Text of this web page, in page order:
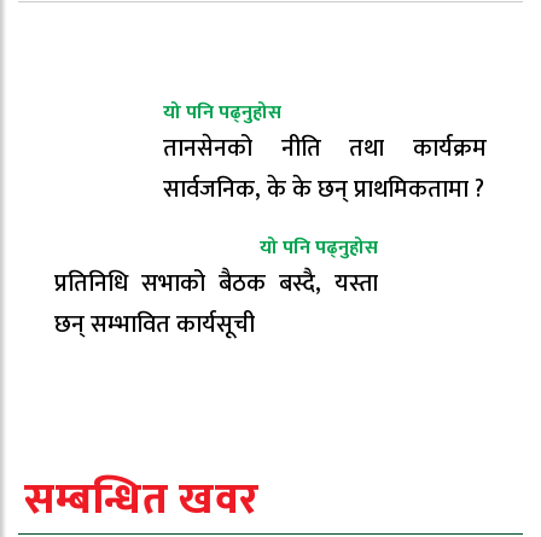
यो पनि पढ्नुहोस
तानसेनको नीति तथा कार्यक्रम
सार्वजनिक, के के छन् प्राथमिकतामा ?
यो पनि पढ्नुहोस
प्रतिनिधि सभाको बैठक बस्दै, यस्ता
छन् सम्भावित कार्यसूची
सम्बन्धित खवर